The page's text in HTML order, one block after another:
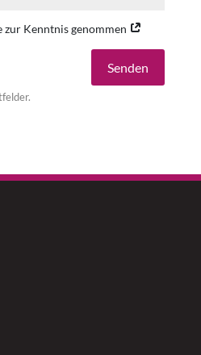
zur Kenntnis genommen
Senden